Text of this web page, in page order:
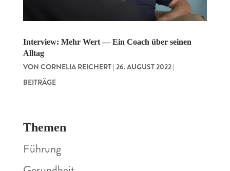
Interview: Mehr Wert — Ein Coach über seinen
Alltag
VON CORNELIA REICHERT| 26. AUGUST 2022|
BEITRÄGE
Themen
Führung